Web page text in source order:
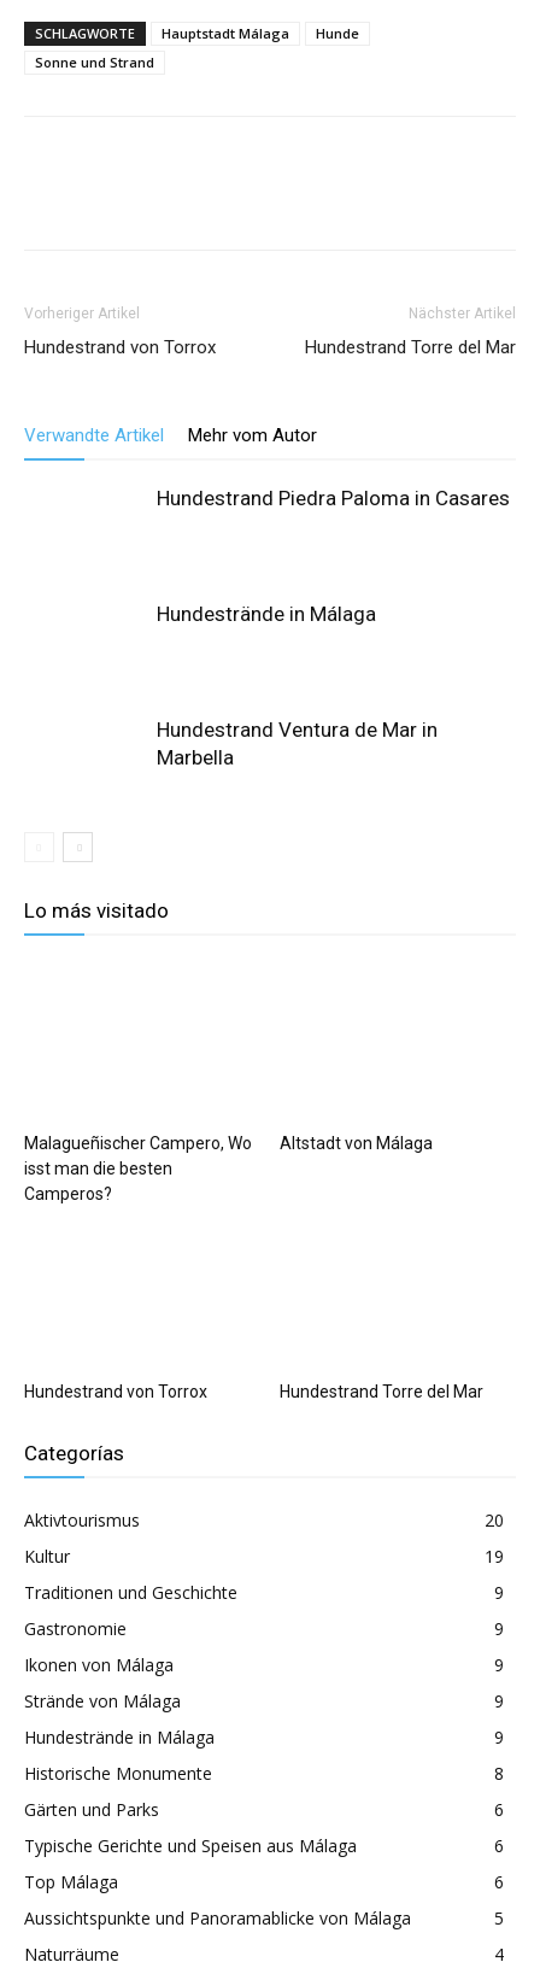
SCHLAGWORTE Hauptstadt Málaga
Hunde
Sonne und Strand
Vorheriger Artikel
Hundestrand von Torrox
Nächster Artikel
Hundestrand Torre del Mar
Verwandte Artikel Mehr vom Autor
Hundestrand Piedra Paloma in Casares
Hundestrände in Málaga
Hundestrand Ventura de Mar in
Marbella
Lo más visitado
Malagueñischer Campero, Wo
isst man die besten
Camperos?
Altstadt von Málaga
Hundestrand von Torrox Hundestrand Torre del Mar
Categorías
Aktivtourismus
20
Kultur
19
Traditionen und Geschichte
9
Gastronomie
9
Ikonen von Málaga
9
Strände von Málaga
9
Hundestrände in Málaga
9
Historische Monumente
8
Gärten und Parks
6
Typische Gerichte und Speisen aus Málaga
6
Top Málaga
6
Aussichtspunkte und Panoramablicke von Málaga
5
Naturräume
4